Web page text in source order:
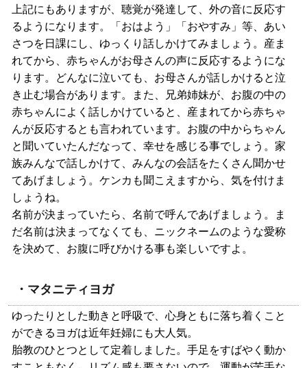
上記にもありますが、聴覚が発達して、外の音に反応す
るようになります。「おはよう」「おやすみ」等、あい
さつを日課にし、ゆっくり話しかけてみましょう。産ま
れてから、赤ちゃんがお母さんの声に反応するようにな
ります。どんなに泣いても、お母さんが話しかけると泣
き止む場合があります。また、兄弟姉妹が、お腹の中の
赤ちゃんによく話しかけていると、産まれてから赤ちゃ
んが反応するとも言われています。お腹の中からちゃん
と聞いていたんだなって、幸せを感じる事でしょう。家
族みんなで話しかけて、みんなの会話をたくさん聞かせ
てあげましょう。ケンカも聞こえますから、気を付けま
しょうね。
名前が決まっていたら、名前で呼んであげましょう。ま
だ名前は決まってなくても、ニックネームのような愛称
を決めて、お腹に呼びかける事も楽しいですよ。
・マタニティヨガ
ゆったりとした動きと呼吸で、心身ともに落ち着くこと
ができるヨガは近年妊婦にも大人気。
胎教のひとつとして定着しました。手足をすばやく動か